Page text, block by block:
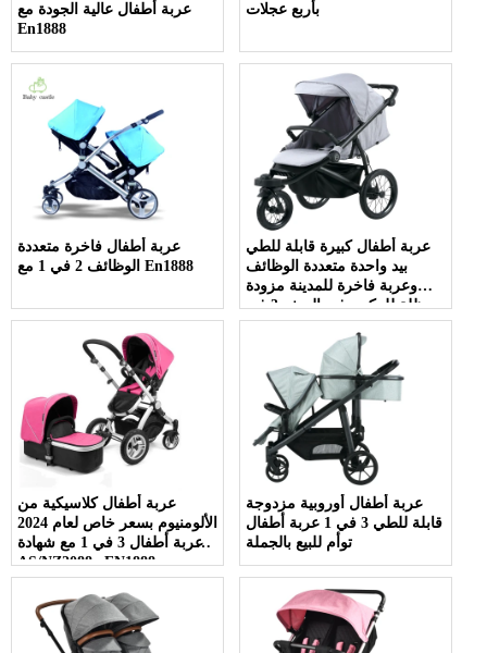
عربة أطفال عالية الجودة مع
En1888
بأربع عجلات
عربة أطفال فاخرة متعددة
الوظائف 2 في 1 مع En1888
عربة أطفال كبيرة قابلة للطي
بيد واحدة متعددة الوظائف
وعربة فاخرة للمدينة مزودة
بمظلة للركض في الريف 3 في
1 عربة أطفال للركض
عربة أطفال كلاسيكية من
الألومنيوم بسعر خاص لعام 2024
عربة أطفال 3 في 1 مع شهادة
AS/NZ2088 وEN1888
عربة أطفال أوروبية مزدوجة
قابلة للطي 3 في 1 عربة أطفال
توأم للبيع بالجملة